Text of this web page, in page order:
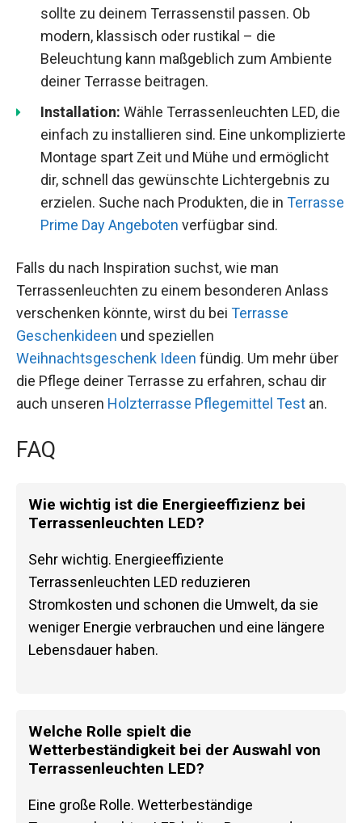
sollte zu deinem Terrassenstil passen. Ob
modern, klassisch oder rustikal – die
Beleuchtung kann maßgeblich zum Ambiente
deiner Terrasse beitragen.
Installation: Wähle Terrassenleuchten LED, die
einfach zu installieren sind. Eine unkomplizierte
Montage spart Zeit und Mühe und ermöglicht
dir, schnell das gewünschte Lichtergebnis zu
erzielen. Suche nach Produkten, die in Terrasse
Prime Day Angeboten verfügbar sind.
Falls du nach Inspiration suchst, wie man
Terrassenleuchten zu einem besonderen Anlass
verschenken könnte, wirst du bei Terrasse
Geschenkideen und speziellen
Weihnachtsgeschenk Ideen fündig. Um mehr über
die Pflege deiner Terrasse zu erfahren, schau dir
auch unseren Holzterrasse Pflegemittel Test an.
FAQ
Wie wichtig ist die Energieeffizienz bei
Terrassenleuchten LED?
Sehr wichtig. Energieeffiziente
Terrassenleuchten LED reduzieren
Stromkosten und schonen die Umwelt, da sie
weniger Energie verbrauchen und eine längere
Lebensdauer haben.
Welche Rolle spielt die
Wetterbeständigkeit bei der Auswahl von
Terrassenleuchten LED?
Eine große Rolle. Wetterbeständige